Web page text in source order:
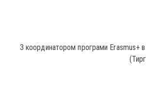
З координатором програми Erasmus+ в